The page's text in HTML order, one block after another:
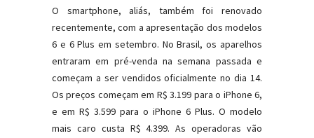
O smartphone, aliás, também foi renovado
recentemente, com a apresentação dos modelos
6 e 6 Plus em setembro. No Brasil, os aparelhos
entraram em pré-venda na semana passada e
começam a ser vendidos oficialmente no dia 14.
Os preços começam em R$ 3.199 para o iPhone 6,
e em R$ 3.599 para o iPhone 6 Plus. O modelo
mais caro custa R$ 4.399. As operadoras vão